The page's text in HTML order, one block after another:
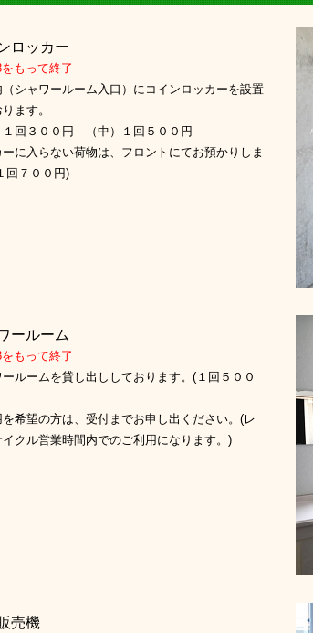
ロッカー
もって終了
（シャワールーム入口）にコインロッカーを設置
ます。
１回３００円 （中）１回５００円
に入らない荷物は、フロントにてお預かりしま
回７００円)
ールーム
もって終了
ルームを貸し出ししております。(１回５００
希望の方は、受付までお申し出ください。(レ
クル営業時間内でのご利用になります。)
売機